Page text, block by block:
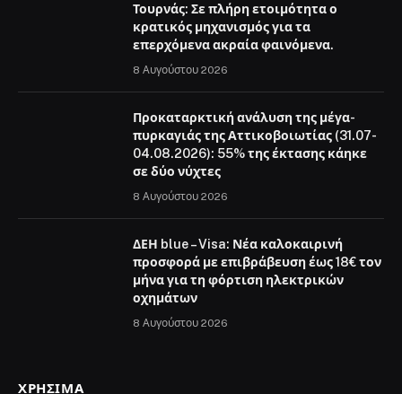
Τουρνάς: Σε πλήρη ετοιμότητα ο
κρατικός μηχανισμός για τα
επερχόμενα ακραία φαινόμενα.
8 Αυγούστου 2026
Προκαταρκτική ανάλυση της μέγα-
πυρκαγιάς της Αττικοβοιωτίας (31.07-
04.08.2026): 55% της έκτασης κάηκε
σε δύο νύχτες
8 Αυγούστου 2026
ΔΕΗ blue – Visa: Νέα καλοκαιρινή
προσφορά με επιβράβευση έως 18€ τον
μήνα για τη φόρτιση ηλεκτρικών
οχημάτων
8 Αυγούστου 2026
ΧΡΉΣΙΜΑ